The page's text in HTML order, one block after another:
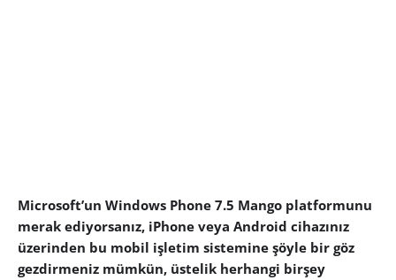
Microsoft’un Windows Phone 7.5 Mango platformunu
merak ediyorsanız, iPhone veya Android cihazınız
üzerinden bu mobil işletim sistemine şöyle bir göz
gezdirmeniz mümkün, üstelik herhangi birşey